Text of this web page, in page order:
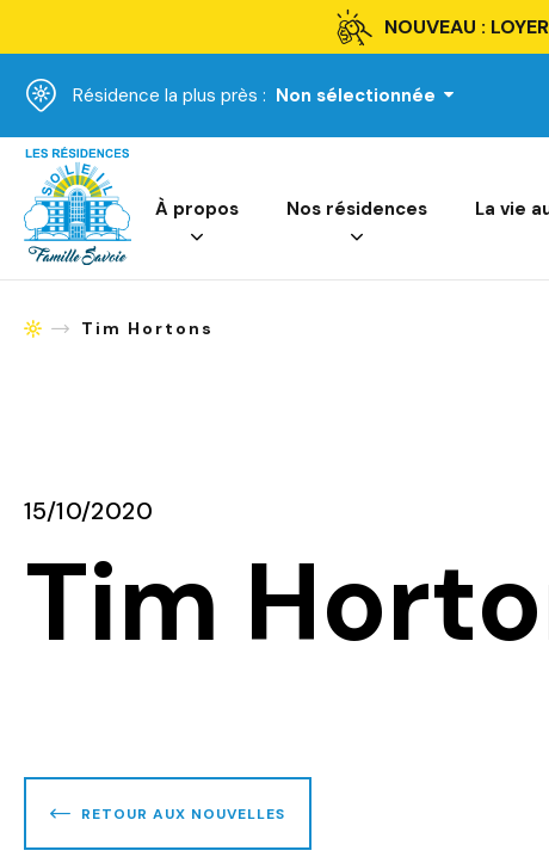
NOUVEAU :
Résidence la plus près : Non sélectionnée
Accueil
À propos Nos résidences La vie
AccueilTim Hortons
15/10/2020
Tim
RETOUR AUX NOUVELLES